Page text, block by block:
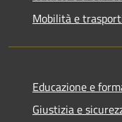
Mobilità e
Educazione e
Giustizia e